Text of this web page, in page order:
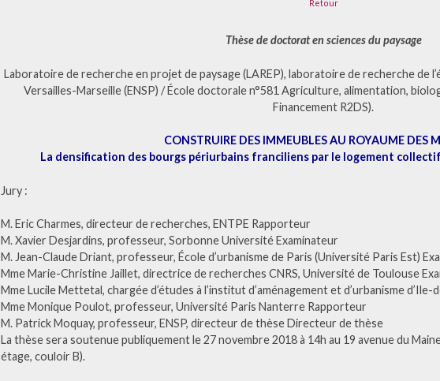
Retour
Thèse de doctorat en sciences du paysage
Laboratoire de recherche en projet de paysage (LAREP), laboratoire de recherche de
Versailles-Marseille (ENSP) / École doctorale n°581 Agriculture, alimentation,
Financement R2DS).
CONSTRUIRE DES IMMEUBLES AU ROYAUME DES
La densification des bourgs périurbains franciliens par le logement
Jury :
M. Eric Charmes, directeur de recherches, ENTPE Rapporteur
M. Xavier Desjardins, professeur, Sorbonne Université Examinateur
M. Jean-Claude Driant, professeur, École d’urbanisme de Paris (Université Paris Est)
Mme Marie-Christine Jaillet, directrice de recherches CNRS, Université de Toulouse
Mme Lucile Mettetal, chargée d’études à l’institut d’aménagement et d’urbanisme
Mme Monique Poulot, professeur, Université Paris Nanterre Rapporteur
M. Patrick Moquay, professeur, ENSP, directeur de thèse Directeur de thèse
La thèse sera soutenue publiquement le 27 novembre 2018 à 14h au 19 avenue du
étage, couloir B).